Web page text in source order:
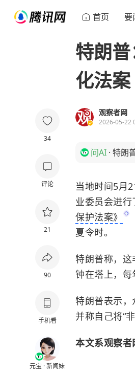
首页 要
34
评论
21
90
手机看
元宝 · 新闻妹
特朗
化法案
观察者网
2026-05-22
问AI · 特朗
当地时间5月
业委员会进
保护法案》
夏令时。
特朗普称，这
钟在塔上，每
特朗普表示，
并称自己将“
本文系观察者